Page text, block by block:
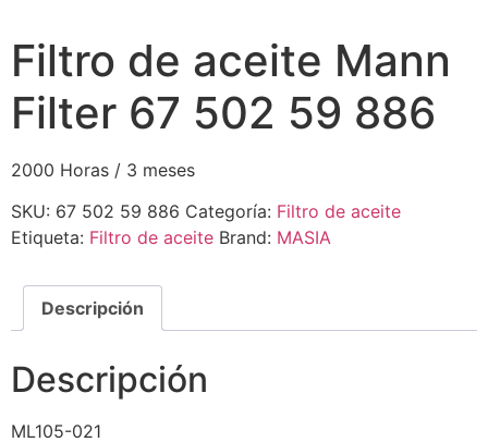
Filtro de aceite Mann
Filter 67 502 59 886
2000 Horas / 3 meses
SKU: 67 502 59 886 Categoría: Filtro de aceite
Etiqueta: Filtro de aceite Brand: MASIA
Descripción
Descripción
ML105-021